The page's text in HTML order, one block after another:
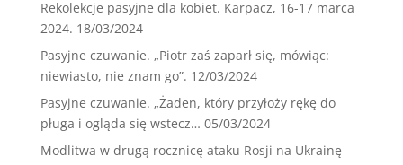
Rekolekcje pasyjne dla kobiet. Karpacz, 16-17 marca
2024. 18/03/2024
Pasyjne czuwanie. „Piotr zaś zaparł się, mówiąc:
niewiasto, nie znam go”. 12/03/2024
Pasyjne czuwanie. „Żaden, który przyłoży rękę do
pługa i ogląda się wstecz… 05/03/2024
Modlitwa w drugą rocznicę ataku Rosji na Ukrainę